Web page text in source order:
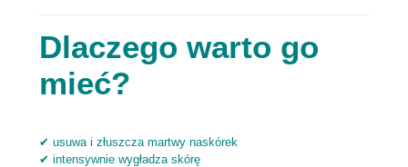
Dlaczego warto go
mieć?
✔ usuwa i złuszcza martwy naskórek
✔ intensywnie wygładza skórę